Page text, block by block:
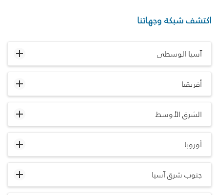
اكتشف شبكة وجهاتنا
آسيا الوسطى
أفريقيا
الشرق الأوسط
أوروبا
جنوب شرق آسيا